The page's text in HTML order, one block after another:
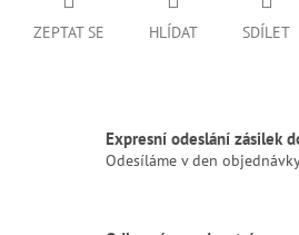
ZEPTAT SE HLÍDAT SDÍLET
Expresní odeslání zásilek
Odesíláme v den